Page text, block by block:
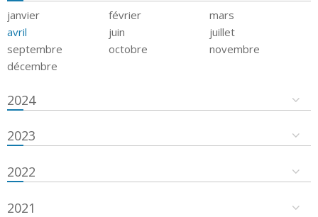
janvier février
mars
avril
juin
juillet
septembre
octobre
novembre
décembre
2024
2023
2022
2021